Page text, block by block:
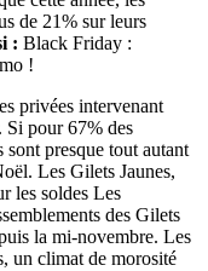
de 21% sur leurs
: Black Friday :
!
privées intervenant
Si pour 67% des
sont presque tout autant
Les Gilets Jaunes,
les soldes Les
des Gilets
la mi-novembre. Les
un climat de morosité